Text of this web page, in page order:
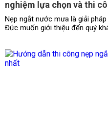
nghiệm lựa chọn và thi
Nẹp ngắt nước mưa là giải
Đức muốn giới thiệu đến quý